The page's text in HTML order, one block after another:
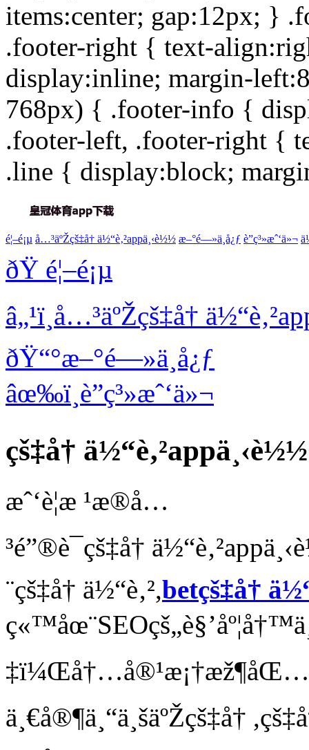
items:center; gap:12px; }
.footer-right { text-
display:inline; margin-
768px) { .footer-info {
.footer-left, .footer-right {
.line { display:block;
é¦–é¡µ å…³äºŽçš‡å† ä½“è‚²appä¸‹è½½ æ–°é—»ä¸­å¿ƒ è”ç³»æˆ‘ä»¬
ðŸ é¦–é¡µ
â„¹ï¸ å…³äºŽçš‡å†
ðŸ“°æ–°é—»ä¸­å¿ƒ
âœ‰ï¸ è”ç³»æˆ‘ä»¬
çš‡å† ä½“è‚²appä¸‹è½½
æˆ‘è¦æ ¹æ®å…
³é”®è¯çš‡å†
¨çš‡å† ä½“è‚²,betçš‡å†
ä¸€å®¶ä¸“ä¸šäºŽçš‡å†